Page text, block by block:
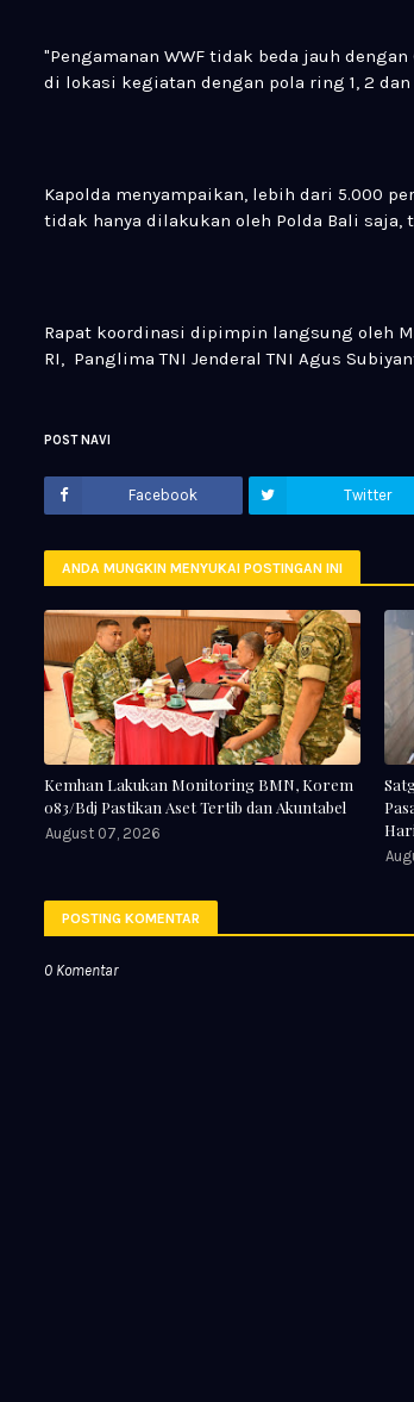
"Pengamanan WWF tidak beda jauh
di lokasi kegiatan dengan pola ring 1, 2 dan
Kapolda menyampaikan, lebih dari 5.000
tidak hanya dilakukan oleh Polda Bali saja,
Rapat koordinasi dipimpin langsung oleh
RI, Panglima TNI Jenderal TNI Agus
POST NAVI
Facebook Twitter
ANDA MUNGKIN MENYUKAI POSTINGAN INI
Kemhan Lakukan Monitoring BMN, Korem
083/Bdj Pastikan Aset Tertib dan Akuntabel
August 07, 2026
POSTING KOMENTAR
0 Komentar